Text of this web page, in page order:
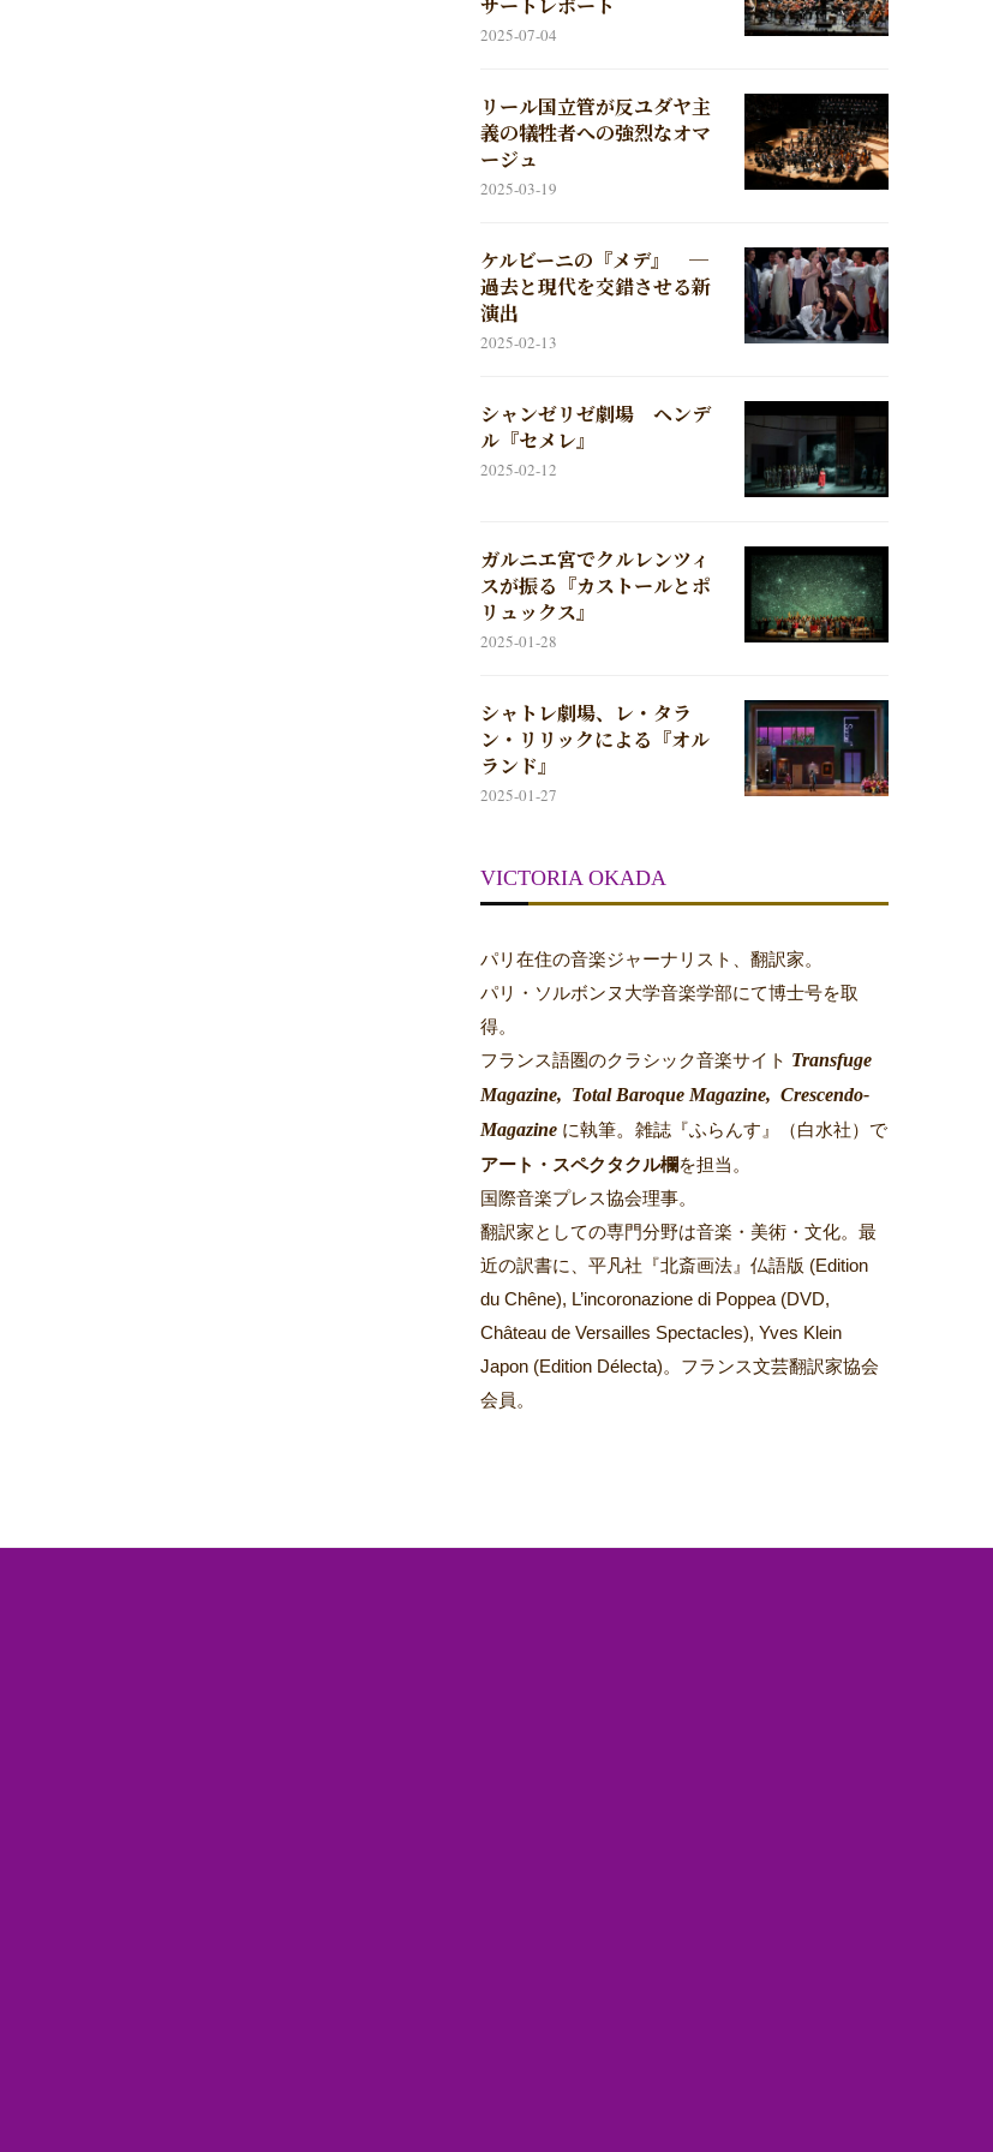
2025-07-04
リール国立管が反ユダヤ主
義の犠牲者への強烈なオマ
ージュ
2025-03-19
ケルビーニの『メデ』 ─
過去と現代を交錯させる新
演出
2025-02-13
シャンゼリゼ劇場 ヘンデ
ル『セメレ』
2025-02-12
ガルニエ宮でクルレンツィ
スが振る『カストールとポ
リュックス』
2025-01-28
シャトレ劇場、レ・タラ
ン・リリックによる『オル
ランド』
2025-01-27
VICTORIA OKADA
パリ在住の音楽ジャーナリスト、翻訳家。
パリ・ソルボンヌ大学音楽学部にて博士号を取
得。
フランス語圏のクラシック音楽サイト Transfuge
Magazine, Total Baroque Magazine, Crescendo-
Magazine に執筆。 雑誌『ふらんす』（白水社）で
アート・スペクタクル欄を担当。
国際音楽プレス協会理事。
翻訳家としての専門分野は音楽・美術・文化。最
近の訳書に、平凡社『北斎画法』仏語版 (Edition
du Chêne), L’incoronazione di Poppea (DVD,
Château de Versailles Spectacles), Yves Klein
Japon (Edition Délecta)。フランス文芸翻訳家協会
会員。